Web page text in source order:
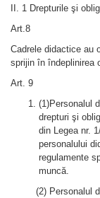
II. 1 Drepturile şi
Art.8
Cadrele didactice au
sprijin în îndeplinirea
Art. 9
(1)Personalul
drepturi şi
din Legea nr.
personalului
regulamente
muncă.
(2) Personalul